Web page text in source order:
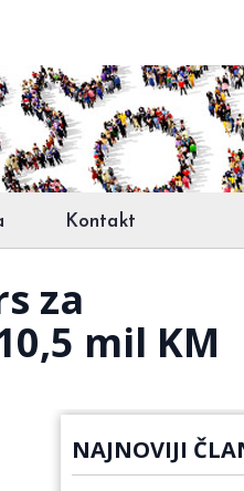
Kontakt
za
mil KM
NAJNOVIJI